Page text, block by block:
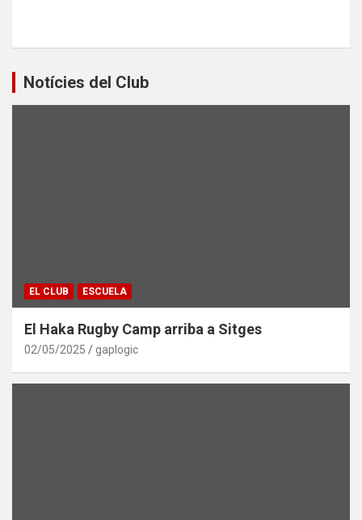
Notícies del Club
EL CLUB ESCUELA
El Haka Rugby Camp arriba a Sitges
02/05/2025 gaplogic